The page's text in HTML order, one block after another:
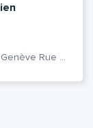
Cité des Métiers du Grand Genève Rue Prévost-Martin 6 1205 Genève